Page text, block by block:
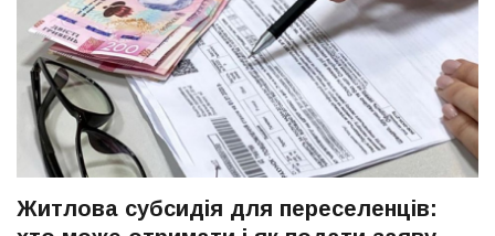
Житлова субсидія для переселенців: